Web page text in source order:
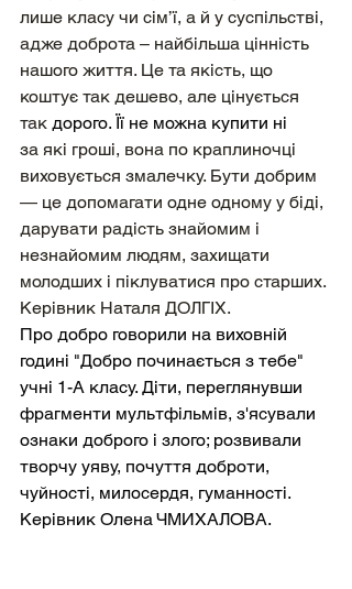
лише класу чи сім’ї, а й у суспільстві,
адже доброта – найбільша цінність
нашого життя. Це та якість, що
коштує так дешево, але цінується
так дорого. Її не можна купити ні
за які гроші, вона по краплиночці
виховується змалечку. Бути добрим
— це допомагати одне одному у біді,
дарувати радість знайомим і
незнайомим людям, захищати
молодших і піклуватися про старших.
Керівник Наталя ДОЛГІХ.
Про добро говорили на виховній
годині "Добро починається з тебе"
учні 1-А класу. Діти, переглянувши
фрагменти мультфільмів, з'ясували
ознаки доброго і злого; розвивали
творчу уяву, почуття доброти,
чуйності, милосердя, гуманності.
Керівник Олена ЧМИХАЛОВА.